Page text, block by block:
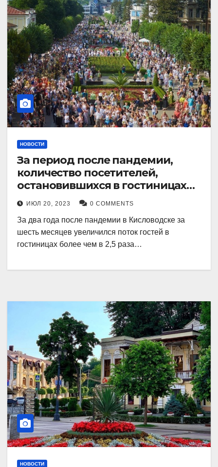
НОВОСТИ
За период после пандемии,
количество посетителей,
остановившихся в гостиницах
Кисловодска, выросло в 2,5 раза.
ИЮЛ 20, 2023 0 COMMENTS
За два года после пандемии в Кисловодске за
шесть месяцев увеличился поток гостей в
гостиницах более чем в 2,5 раза…
НОВОСТИ